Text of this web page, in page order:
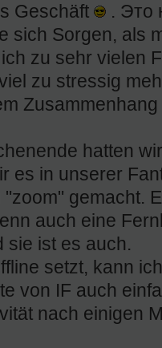
Geschäft
. Это
sich Sorgen, als
zu sehr vielen
zu stressig
hatten
es in unserer
gemacht.
auch eine
sie ist es auch.
setzt, kann
von IF auch
nach einigen